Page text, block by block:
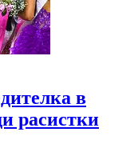
в
расистки